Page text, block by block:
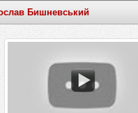
Бишневський